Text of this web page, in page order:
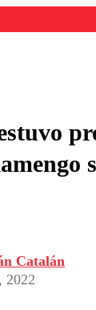
TV
Chilena
en medios
Catalán
2022